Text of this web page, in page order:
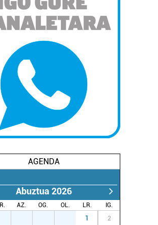
AGENDA
Abuztua 2026
AZ. OG. OL. LR.
IG.
1 2